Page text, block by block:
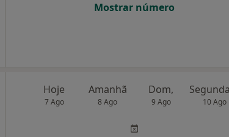
Mostrar número
Hoje
7 Ago
Amanhã
8 Ago
Dom,
9 Ago 10 Ago